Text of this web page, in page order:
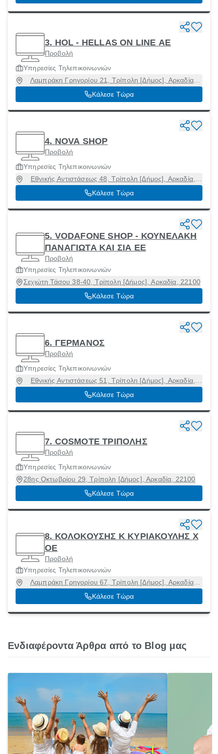
3. HOL - HELLAS ON LINE AE
Προβολή
Υπηρεσίες Τηλεπικοινωνιών
Λαμπράκη Γρηγορίου 21, Τρίπολη [Δήμος], Αρκαδία,
22100
Κάλεσε Τώρα
4. NOVA SHOP
Προβολή
Υπηρεσίες Τηλεπικοινωνιών
Εθνικής Αντιστάσεως 48, Τρίπολη [Δήμος], Αρκαδία,
22100
Κάλεσε Τώρα
5. VODAFONE SHOP - ΚΟΥΝΕΛΑΚΗ
ΠΑΝΑΓΙΩΤΑ ΚΑΙ ΣΙΑ ΕΕ
Προβολή
Υπηρεσίες Τηλεπικοινωνιών
Σεχιώτη Τάσου 38-40, Τρίπολη [Δήμος], Αρκαδία, 22100
Κάλεσε Τώρα
6. ΓΕΡΜΑΝΟΣ
Προβολή
Υπηρεσίες Τηλεπικοινωνιών
Εθνικής Αντιστάσεως 51, Τρίπολη [Δήμος], Αρκαδία,
22100
Κάλεσε Τώρα
7. COSMOTE ΤΡΙΠΟΛΗΣ
Προβολή
Υπηρεσίες Τηλεπικοινωνιών
28ης Οκτωβρίου 29, Τρίπολη [Δήμος], Αρκαδία, 22100
Κάλεσε Τώρα
8. ΚΟΛΟΚΟΥΣΗΣ Κ ΚΥΡΙΑΚΟΥΛΗΣ Χ
ΟΕ
Προβολή
Υπηρεσίες Τηλεπικοινωνιών
Λαμπράκη Γρηγορίου 67, Τρίπολη [Δήμος], Αρκαδία,
22100
Κάλεσε Τώρα
Ενδιαφέροντα Άρθρα από το Blog μας